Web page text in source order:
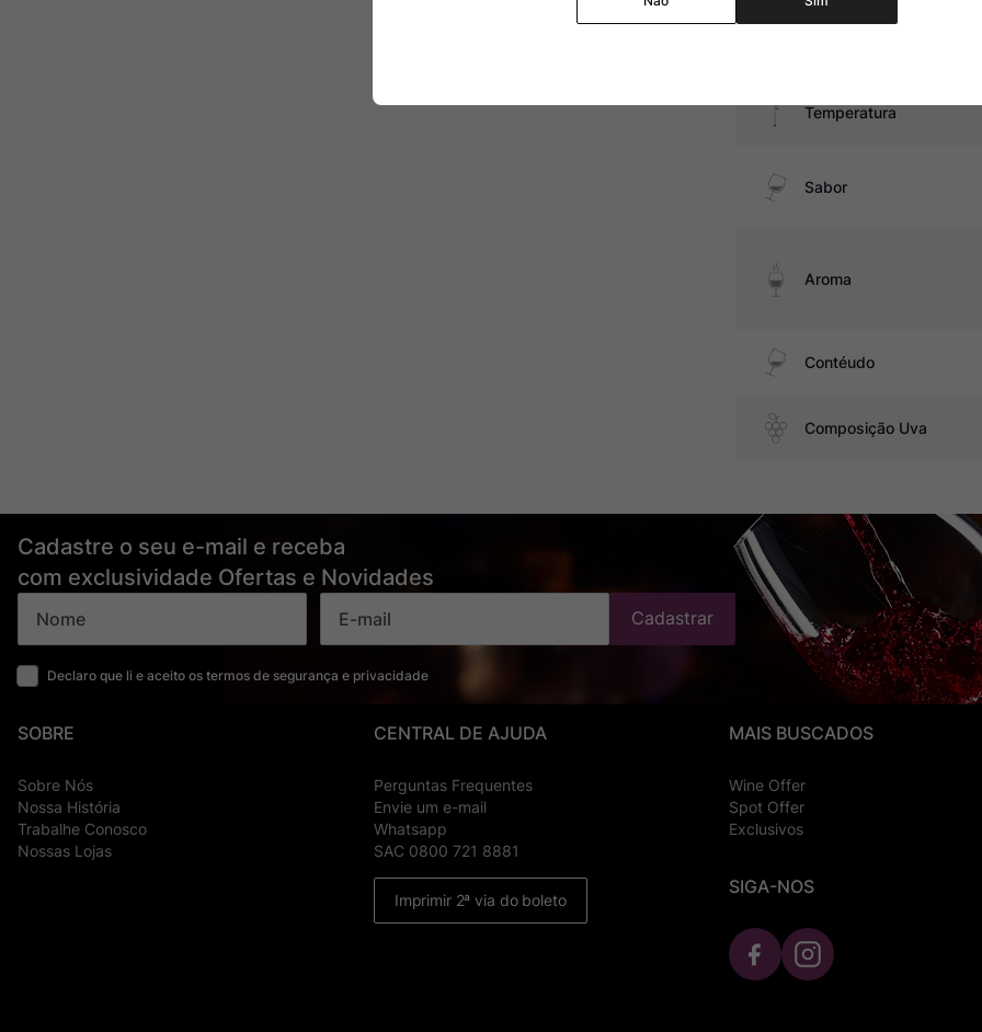
Temperatura
Sabor
Aroma
Contéudo
Composição Uva
Cadastre o seu e-mail e receba
com exclusividade Ofertas e Novidades
Declaro que li e aceito os termos de segurança e privacidade
Cadastrar
SOBRE
Sobre Nós
Nossa História
Trabalhe Conosco
Nossas Lojas
CENTRAL DE AJUDA
Perguntas Frequentes
Envie um e-mail
Whatsapp
SAC 0800 721 8881
Imprimir 2ª via do boleto
MAIS BUSCADOS
Wine Offer
Spot Offer
Exclusivos
SIGA-NOS